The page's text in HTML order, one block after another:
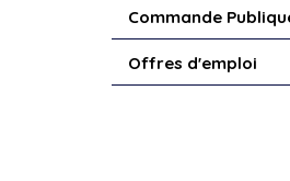
Commande
Offres d'emploi